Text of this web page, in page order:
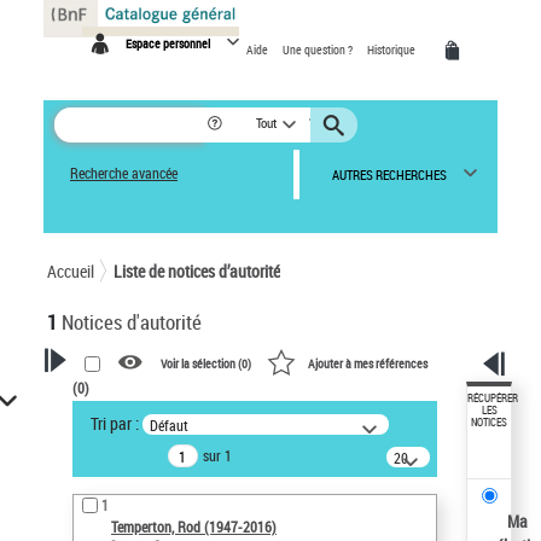
Espace personnel Aide Une question ? Historique
Tout
Recherche avancée AUTRES RECHERCHES
Accueil Liste de notices d’autorité
1 Notices d'autorité
VOTRE RECHERCHE
Recherche avancée dans les
notices d’autorité
Œuvres liées à l'auteur :
Temperton, Rod (1947-2016)
Voir la sélection (0) Ajouter à mes références
(0)
Tri par : Défaut
sur 1
20
résultats/page
1
Temperton, Rod (1947-2016)
RÉCUPÉRER
LES
NOTICES
Ma
Panneau de gestion des cookies